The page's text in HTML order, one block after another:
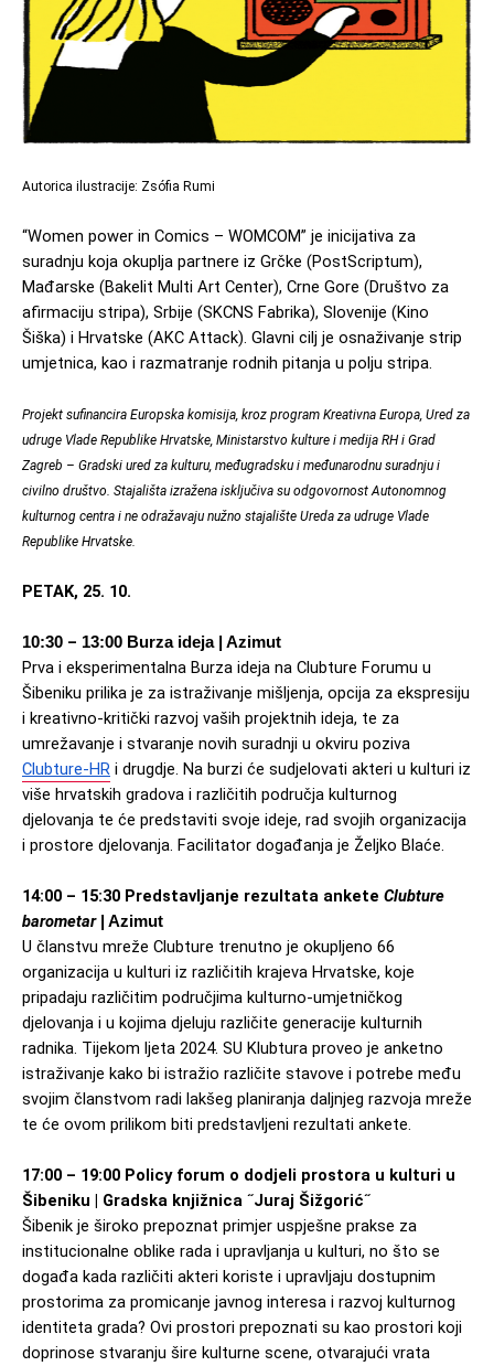
Autorica ilustracije: Zsófia Rumi
“Women power in Comics – WOMCOM” je inicijativa za
suradnju koja okuplja partnere iz Grčke (PostScriptum),
Mađarske (Bakelit Multi Art Center), Crne Gore (Društvo za
afirmaciju stripa), Srbije (SKCNS Fabrika), Slovenije (Kino
Šiška) i Hrvatske (AKC Attack). Glavni cilj je osnaživanje strip
umjetnica, kao i razmatranje rodnih pitanja u polju stripa.
Projekt sufinancira Europska komisija, kroz program Kreativna Europa, Ured za
udruge Vlade Republike Hrvatske, Ministarstvo kulture i medija RH i Grad
Zagreb – Gradski ured za kulturu, međugradsku i međunarodnu suradnju i
civilno društvo. Stajališta izražena isključiva su odgovornost Autonomnog
kulturnog centra i ne odražavaju nužno stajalište Ureda za udruge Vlade
Republike Hrvatske.
PETAK, 25. 10.
10:30 – 13:00 Burza ideja | Azimut
Prva i eksperimentalna Burza ideja na Clubture Forumu u
Šibeniku prilika je za istraživanje mišljenja, opcija za ekspresiju
i kreativno-kritički razvoj vaših projektnih ideja, te za
Clubture-HR i drugdje. Na burzi će sudjelovati akteri u kulturi iz
više hrvatskih gradova i različitih područja kulturnog
djelovanja te će predstaviti svoje ideje, rad svojih organizacija
i prostore djelovanja. Facilitator događanja je Željko Blaće.
14:00 – 15:30 Predstavljanje rezultata ankete Clubture
barometar
| Azimut
U članstvu mreže Clubture trenutno je okupljeno 66
organizacija u kulturi iz različitih krajeva Hrvatske, koje
pripadaju različitim područjima kulturno-umjetničkog
djelovanja i u kojima djeluju različite generacije kulturnih
radnika. Tijekom ljeta 2024. SU Klubtura proveo je anketno
istraživanje kako bi istražio različite stavove i potrebe među
svojim članstvom radi lakšeg planiranja daljnjeg razvoja mreže
te će ovom prilikom biti predstavljeni rezultati ankete.
17:00 – 19:00 Policy forum o dodjeli prostora u kulturi u
Šibeniku | Gradska knjižnica ˝Juraj Šižgorić˝
Šibenik je široko prepoznat primjer uspješne prakse za
institucionalne oblike rada i upravljanja u kulturi, no što se
događa kada različiti akteri koriste i upravljaju dostupnim
prostorima za promicanje javnog interesa i razvoj kulturnog
identiteta grada? Ovi prostori prepoznati su kao prostori koji
doprinose stvaranju šire kulturne scene, otvarajući vrata